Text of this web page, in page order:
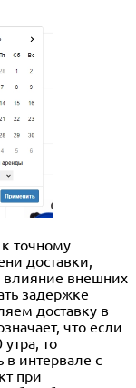
точному
доставки,
влияние внешних
задержке
доставку в
что если
то
в интервале с
при